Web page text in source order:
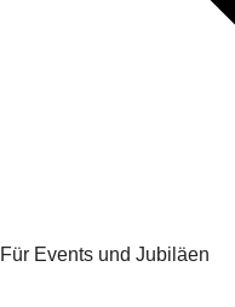
Für Events und Jubiläen